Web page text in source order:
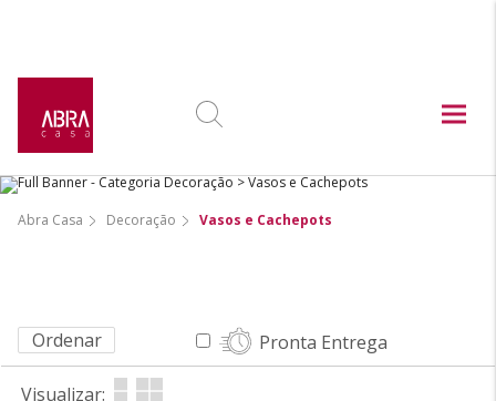
Abra Casa Decoração Vasos e Cachepots
Pronta Entrega
Ordenar
Visualizar: